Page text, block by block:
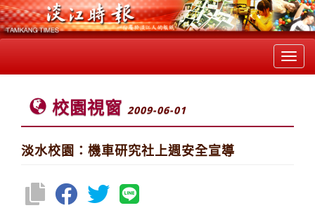
校園視窗 2009-06-01
淡水校園：機車研究社上週安全宣導